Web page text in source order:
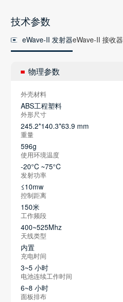
技术参数
eWave-II 发射器eWave-II 接收器
物理参数
外壳材料
ABS工程塑料
外形尺寸
245.2*140.3*63.9 mm
重量
596g
使用环境温度
-20°C ~75°C
发射功率
≤10mw
控制距离
150米
工作频段
400~525Mhz
天线类型
内置
充电时间
3~5 小时
电池连续工作时间
6~8 小时
面板排布